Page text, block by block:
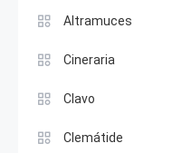
Altramuces
Cineraria
Clavo
Clemátide